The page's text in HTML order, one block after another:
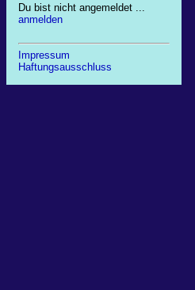
Du bist nicht angemeldet ...
anmelden
Impressum
Haftungsausschluss